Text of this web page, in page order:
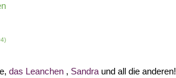
das Leanchen , Sandra und all die anderen!